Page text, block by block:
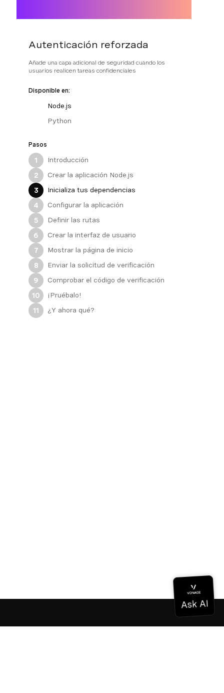
Autenticación reforzada
Añade una capa adicional de seguridad cuando los
usuarios realicen tareas confidenciales
Disponible en:
Node.js
Python
Pasos
1
Introducción
2
Crear la aplicación Node.js
3
Inicializa tus dependencias
4
Configurar la aplicación
5
Definir las rutas
6
Crear la interfaz de usuario
7
Mostrar la página de inicio
8
Enviar la solicitud de verificación
9
Comprobar el código de verificación
10
¡Pruébalo!
11
¿Y ahora qué?